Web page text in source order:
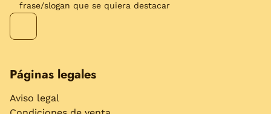
frase/slogan que se quiera destacar
Páginas legales
Aviso legal